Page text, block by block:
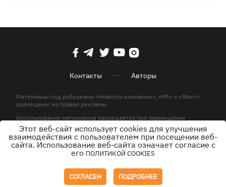
Контакты Авторы
Материалы под рубриками «Новости компании», «PR» и «Факт»
размещены на правах рекламы
Использование материалов разрешается при размещении
активной гиперссылки на KP.UA в первом абзаце.
© ООО «ЮЛАВ МЕДИА»,2026. Все права защищены.
Этот веб-сайт использует cookies для улучшения
взаимодействия с пользователем при посещении веб-
сайта. Использование веб-сайта означает согласие с
его ПОЛИТИКОЙ COOKIES
СОГЛАСЕН ПОДРОБНЕЕ